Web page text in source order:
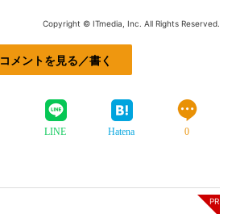
Copyright © ITmedia, Inc. All Rights Reserved.
コメントを見る／書く
LINE Hatena 0